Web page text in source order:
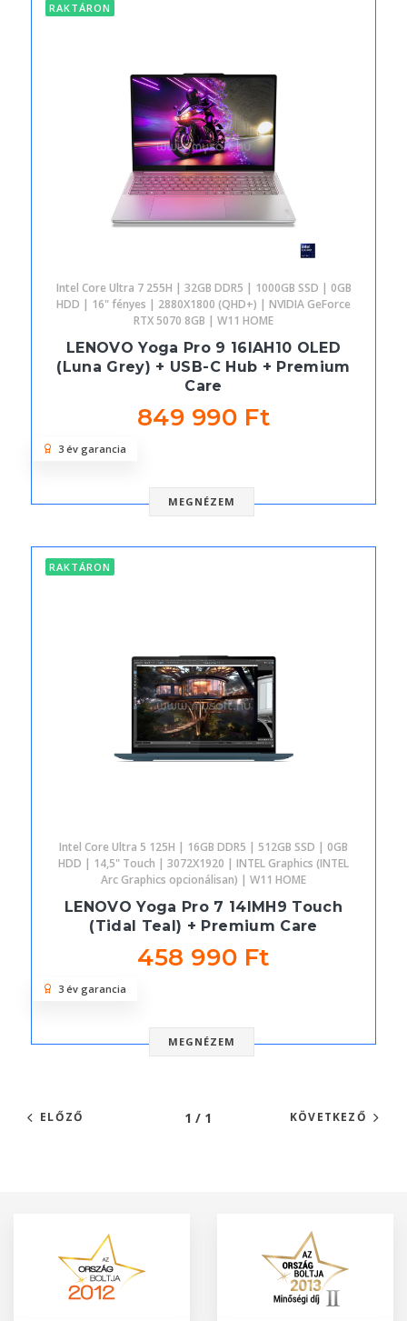
RAKTÁRON
Intel Core Ultra 7 255H | 32GB DDR5 | 1000GB SSD | 0GB
HDD | 16" fényes | 2880X1800 (QHD+) | NVIDIA GeForce
RTX 5070 8GB | W11 HOME
LENOVO Yoga Pro 9 16IAH10 OLED
(Luna Grey) + USB-C Hub + Premium
Care
849 990 Ft
MEGNÉZEM
3 év garancia
RAKTÁRON
Intel Core Ultra 5 125H | 16GB DDR5 | 512GB SSD | 0GB
HDD | 14,5" Touch | 3072X1920 | INTEL Graphics (INTEL
Arc Graphics opcionálisan) | W11 HOME
LENOVO Yoga Pro 7 14IMH9 Touch
(Tidal Teal) + Premium Care
458 990 Ft
MEGNÉZEM
3 év garancia
ELŐZŐ 1 / 1 KÖVETKEZŐ